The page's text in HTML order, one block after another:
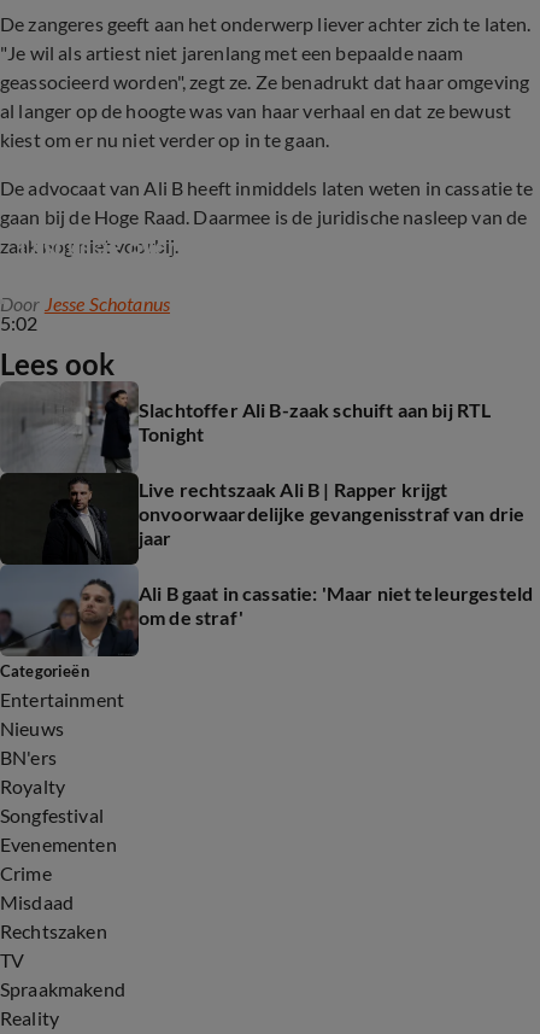
De zangeres geeft aan het onderwerp liever achter zich te laten.
"Je wil als artiest niet jarenlang met een bepaalde naam
geassocieerd worden", zegt ze. Ze benadrukt dat haar omgeving
al langer op de hoogte was van haar verhaal en dat ze bewust
kiest om er nu niet verder op in te gaan.
De advocaat van Ali B heeft inmiddels laten weten in cassatie te
gaan bij de Hoge Raad. Daarmee is de juridische nasleep van de
zaak nog niet voorbij.
5:02
Discussie over reactie Ali B na uitspraak
Door Jesse Schotanus
Lees ook
Slachtoffer Ali B-zaak schuift aan bij RTL
Tonight
Live rechtszaak Ali B | Rapper krijgt
onvoorwaardelijke gevangenisstraf van drie
jaar
Ali B gaat in cassatie: 'Maar niet teleurgesteld
om de straf'
Categorieën
Entertainment
Nieuws
BN'ers
Royalty
Songfestival
Evenementen
Crime
Misdaad
Rechtszaken
TV
Spraakmakend
Reality